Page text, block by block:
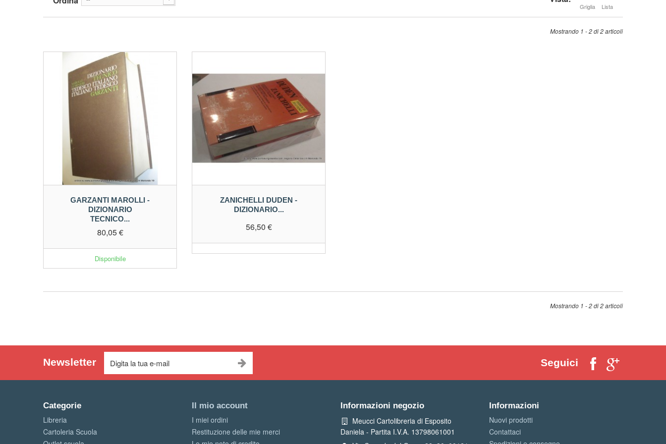
Griglia Lista
Mostrando 1 - 2 di 2 articoli
GARZANTI MAROLLI -
DIZIONARIO
TECNICO...
80,05 €
Disponibile
ZANICHELLI DUDEN -
DIZIONARIO...
56,50 €
Mostrando 1 - 2 di 2 articoli
Newsletter Seguici
Categorie
Libreria
Cartoleria Scuola
Il mio account
I miei ordini
Restituzione delle mie merci
Informazioni negozio
Meucci Cartolibreria di Esposito
Daniela - Partita I.V.A. 13798061001
Informazioni
Nuovi prodotti
Contattaci